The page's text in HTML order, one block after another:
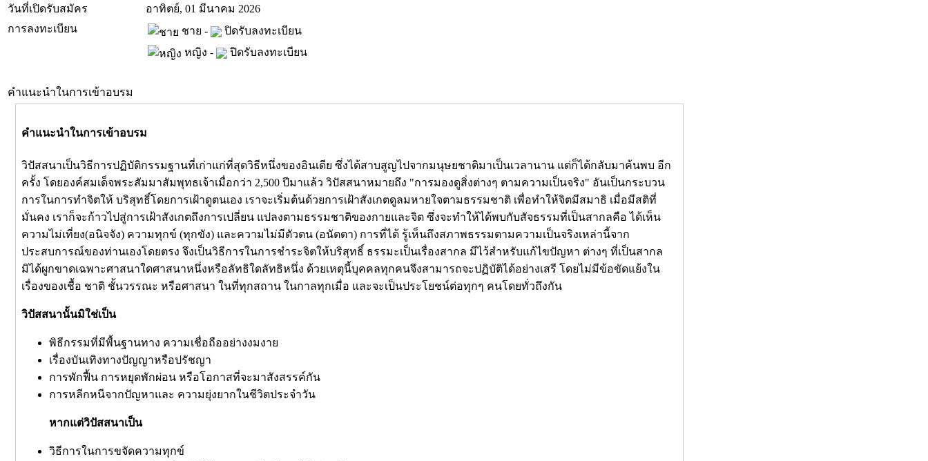
วันที่เปิดรับสมัคร
อาทิตย์, 01 มีนาคม 2026
การลงทะเบียน
ชาย -
ปิดรับลงทะเบียน
หญิง -
ปิดรับลงทะเบียน
คำแนะนำในการเข้าอบรม
คำแนะนำในการเข้าอบรม
วิปัสสนาเป็นวิธีการปฏิบัติกรรมฐานที่เก่าแก่ที่สุดวิธีหนึ่งของอินเดีย ซึ่งได้สาบสูญไปจากมนุษยชาติมาเป็นเวลานาน แต่ก็ได้กลับมาค้นพบ อีก
ครั้ง โดยองค์สมเด็จพระสัมมาสัมพุทธเจ้าเมื่อกว่า 2,500 ปีมาแล้ว วิปัสสนาหมายถึง "การมองดูสิ่งต่างๆ ตามความเป็นจริง" อันเป็นกระบวน
การในการทำจิตให้ บริสุทธิ์โดยการเฝ้าดูตนเอง เราจะเริ่มต้นด้วยการเฝ้าสังเกตดูลมหายใจตามธรรมชาติ เพื่อทำให้จิตมีสมาธิ เมื่อมีสติที่
มั่นคง เราก็จะก้าวไปสู่การเฝ้าสังเกตถึงการเปลี่ยน แปลงตามธรรมชาติของกายและจิต ซึ่งจะทำให้ได้พบกับสัจธรรมที่เป็นสากลคือ ได้เห็น
ความไม่เที่ยง(อนิจจัง) ความทุกข์ (ทุกขัง) และความไม่มีตัวตน (อนัตตา) การที่ได้ รู้เห็นถึงสภาพธรรมตามความเป็นจริงเหล่านี้จาก
ประสบการณ์ของท่านเองโดยตรง จึงเป็นวิธีการในการชำระจิตให้บริสุทธิ์ ธรรมะเป็นเรื่องสากล มีไว้สำหรับแก้ไขปัญหา ต่างๆ ที่เป็นสากล
มิได้ผูกขาดเฉพาะศาสนาใดศาสนาหนึ่งหรือลัทธิใดลัทธิหนึ่ง ด้วยเหตุนี้บุคคลทุกคนจึงสามารถจะปฏิบัติได้อย่างเสรี โดยไม่มีข้อขัดแย้งใน
เรื่องของเชื้อ ชาติ ชั้นวรรณะ หรือศาสนา ในที่ทุกสถาน ในกาลทุกเมื่อ และจะเป็นประโยชน์ต่อทุกๆ คนโดยทั่วถึงกัน
วิปัสสนานั้นมิใช่เป็น
พิธีกรรมที่มีพื้นฐานทาง ความเชื่อถืออย่างงมงาย
เรื่องบันเทิงทางปัญญาหรือปรัชญา
การพักฟื้น การหยุดพักผ่อน หรือโอกาสที่จะมาสังสรรค์กัน
การหลีกหนีจากปัญหาและ ความยุ่งยากในชีวิตประจำวัน
หากแต่วิปัสสนาเป็น
วิธีการในการขจัดความทุกข์